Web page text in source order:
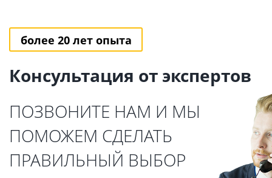
более 20 лет опыта
Консультация от экспертов
ПОЗВОНИТЕ НАМ И МЫ
ПОМОЖЕМ СДЕЛАТЬ
ПРАВИЛЬНЫЙ ВЫБОР